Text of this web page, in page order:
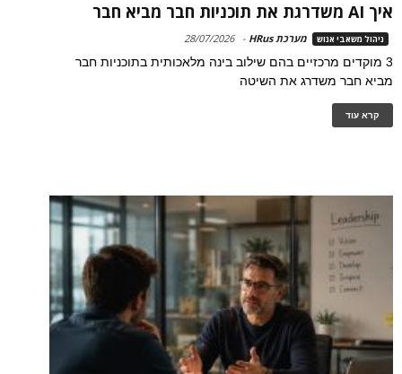
איך AI משדרגת את תוכניות חבר מביא חבר
ניהול משאבי אנוש מערכת HRus -
28/07/2026
3 מוקדים מרכזיים בהם שילוב בינה מלאכותית בתוכניות חבר
מביא חבר משדרג את השיטה
קרא עוד